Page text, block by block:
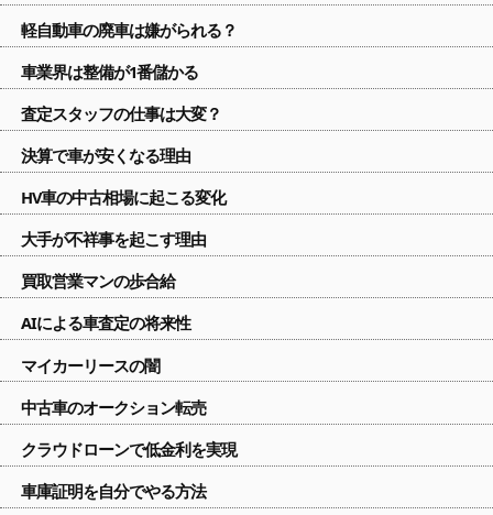
軽自動車の廃車は嫌がられる？
車業界は整備が1番儲かる
査定スタッフの仕事は大変？
決算で車が安くなる理由
HV車の中古相場に起こる変化
大手が不祥事を起こす理由
買取営業マンの歩合給
AIによる車査定の将来性
マイカーリースの闇
中古車のオークション転売
クラウドローンで低金利を実現
車庫証明を自分でやる方法